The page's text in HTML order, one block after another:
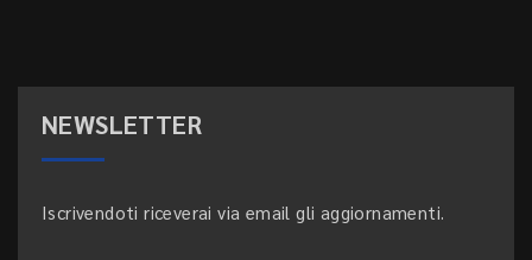
NEWSLETTER
Iscrivendoti riceverai via email gli aggiornamenti.